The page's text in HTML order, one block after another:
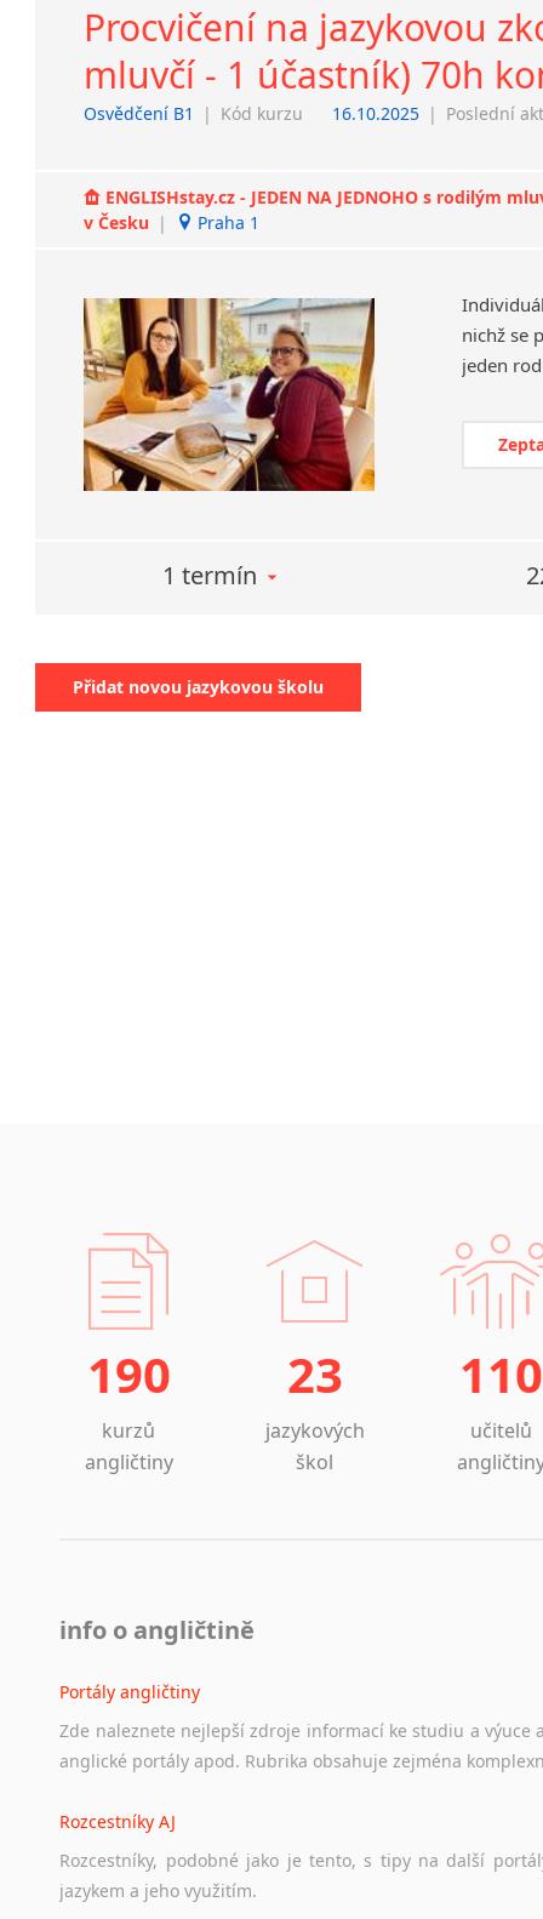
Procvičení na jazykovou
mluvčí - 1 účastník) 70h
Osvědčení B1 | Kód kurzu 16.10.2025 | Poslední
ENGLISHstay.cz - JEDEN NA JEDNOHO s rodilým
v Česku | Praha 1
nichž se
1 termín
Přidat novou jazykovou školu
190
kurzů
angličtiny
23
jazykových
škol
110
učitelů
info o angličtině
Portály angličtiny
Zde naleznete nejlepší zdroje informací ke studiu a výuce
anglické portály apod. Rubrika obsahuje zejména
Rozcestníky AJ
Rozcestníky, podobné jako je tento, s tipy na další
jazykem a jeho využitím.